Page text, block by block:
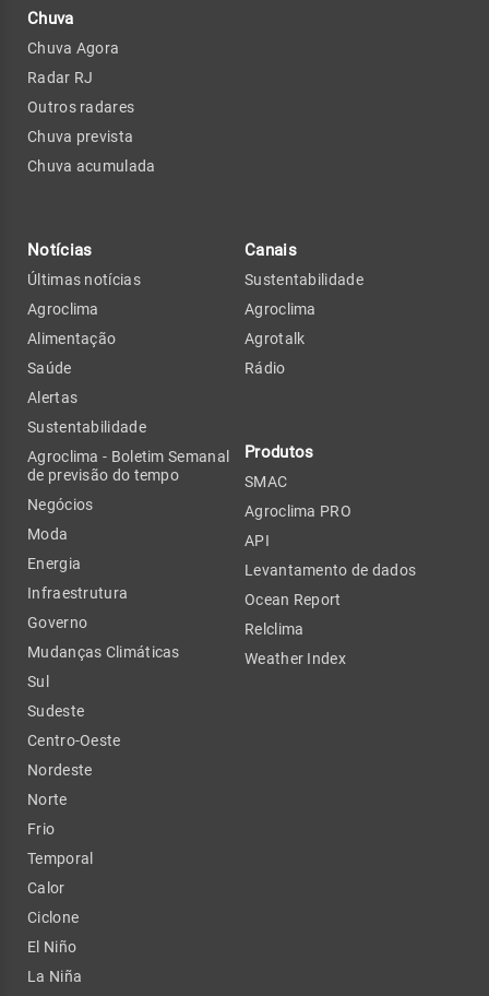
Chuva
Chuva Agora
Radar RJ
Outros radares
Chuva prevista
Chuva acumulada
Notícias
Últimas notícias
Agroclima
Alimentação
Saúde
Alertas
Sustentabilidade
Agroclima - Boletim Semanal
de previsão do tempo
Negócios
Moda
Energia
Infraestrutura
Governo
Mudanças Climáticas
Sul
Sudeste
Centro-Oeste
Nordeste
Norte
Frio
Temporal
Calor
Ciclone
El Niño
La Niña
Canais
Sustentabilidade
Agroclima
Agrotalk
Rádio
Produtos
SMAC
Agroclima PRO
API
Levantamento de dados
Ocean Report
Relclima
Weather Index